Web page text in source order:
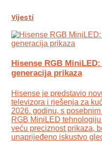
Vijesti
Hisense RGB
generacija prikaza
Hisense je predstavio
televizora i rješenja za
2026. godinu, s
RGB MiniLED
veću preciznost prikaza,
unaprijeđeno iskustvo